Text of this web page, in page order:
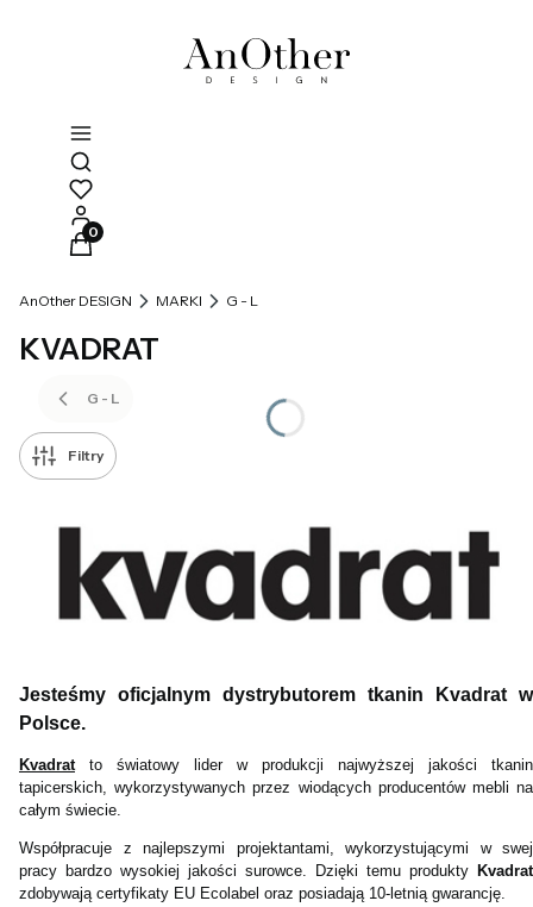
Otwórz wyszukiwarkę
Produkty w koszyku: 0. Zobacz szczegóły
AnOther DESIGN MARKI G - L
KVADRAT
G - L
Filtry
Jesteśmy oficjalnym dystrybutorem tkanin Kvadrat w
Polsce.
Kvadrat
to światowy lider w produkcji najwyższej jakości tkanin
tapicerskich, wykorzystywanych przez wiodących producentów mebli na
całym świecie.
Współpracuje z najlepszymi projektantami, wykorzystującymi w swej
pracy bardzo wysokiej jakości surowce. Dzięki temu produkty Kvadrat
zdobywają certyfikaty EU Ecolabel oraz posiadają 10‑letnią gwarancję.